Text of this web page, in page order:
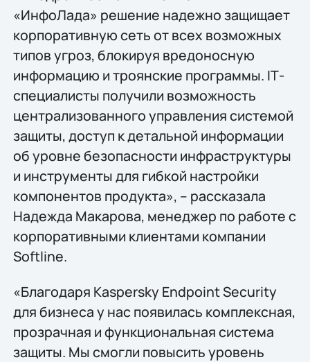
«ИнфоЛада» решение надежно защищает
корпоративную сеть от всех возможных
типов угроз, блокируя вредоносную
информацию и троянские программы. IТ-
специалисты получили возможность
централизованного управления системой
защиты, доступ к детальной информации
об уровне безопасности инфраструктуры
и инструменты для гибкой настройки
компонентов продукта», – рассказала
Надежда Макарова, менеджер по работе с
корпоративными клиентами компании
Softline.
«Благодаря Kaspersky Endpoint Security
для бизнеса у нас появилась комплексная,
прозрачная и функциональная система
защиты. Мы смогли повысить уровень